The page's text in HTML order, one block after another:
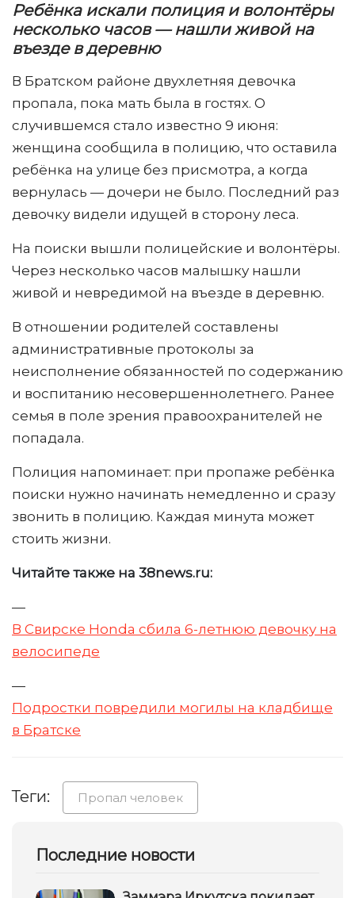
Ребёнка искали полиция и волонтёры
несколько часов — нашли живой на
въезде в деревню
В Братском районе двухлетняя девочка
пропала, пока мать была в гостях. О
случившемся стало известно 9 июня:
женщина сообщила в полицию, что оставила
ребёнка на улице без присмотра, а когда
вернулась — дочери не было. Последний раз
девочку видели идущей в сторону леса.
На поиски вышли полицейские и волонтёры.
Через несколько часов малышку нашли
живой и невредимой на въезде в деревню.
В отношении родителей составлены
административные протоколы за
неисполнение обязанностей по содержанию
и воспитанию несовершеннолетнего. Ранее
семья в поле зрения правоохранителей не
попадала.
Полиция напоминает: при пропаже ребёнка
поиски нужно начинать немедленно и сразу
звонить в полицию. Каждая минута может
стоить жизни.
Читайте также на 38news.ru:
—
В Свирске Honda сбила 6-летнюю девочку на
велосипеде
—
Подростки повредили могилы на кладбище
в Братске
Теги: Пропал человек
Последние новости